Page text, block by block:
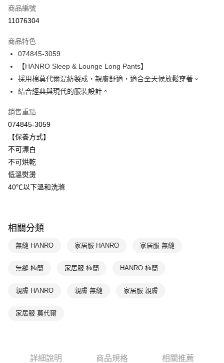
信用卡分期付款
合作金庫商業銀行
華南商業銀行
上海商業儲蓄銀行
台北富邦商業銀行
國泰世華商業銀行
兆豐國際商業銀行
臺灣中小企業銀行
聯邦商業銀行
台新國際商業銀行
台灣樂天信用卡公司
Apple Pay
悠遊付
ATM付款
運送方式
付款後全家取貨$888免運-以PackAge+配客嘉循環箱包裝寄出
每筆NT$90，滿NT$888(含以上)免運費
付款後7-11取貨
每筆NT$90，滿NT$1,000(含以上)免運費
商品編號
11076304
商品特色
074845-3059
【HANRO Sleep & Lounge Long Pants】
採用棉莫代爾混紡製成，親膚舒適，適合全天候放鬆穿著。
結合經典與現代的服裝設計。
銷售重點
074845-3059
【保養方式】
不可漂白
不可烘乾
低溫熨燙
40℃以下溫和洗滌
相關分類
無縫 HANRO 家居服 HANRO 家居服 無縫
無縫 極簡 家居服 極簡 HANRO 極簡
親膚 HANRO 親膚 無縫 家居服 親膚
家居服 莫代爾
詳細說明 商品規格 相關推薦